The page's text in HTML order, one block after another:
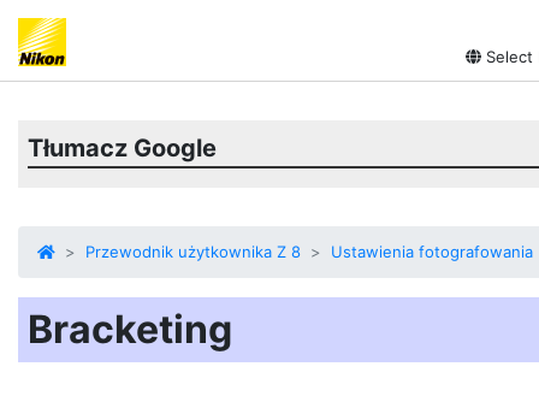
Select
Tłumacz Google
Przewodnik użytkownika Z 8 Ustawienia fotografowania
Bracketing